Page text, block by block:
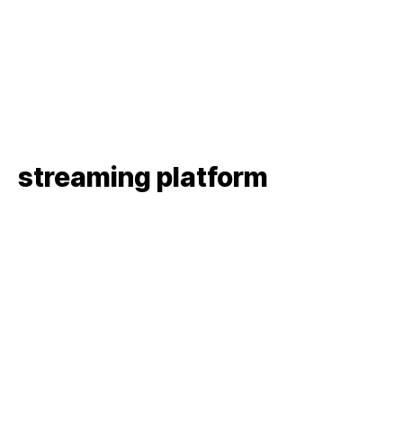
streaming platform